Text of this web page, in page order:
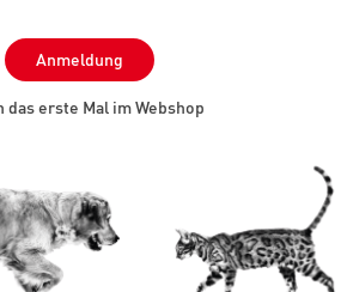
Anmeldung
das erste Mal im Webshop